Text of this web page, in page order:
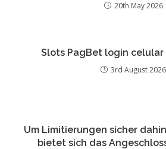
20th May 2026
Slots PagBet login
3rd August 2026
Um Limitierungen sicher
bietet sich das